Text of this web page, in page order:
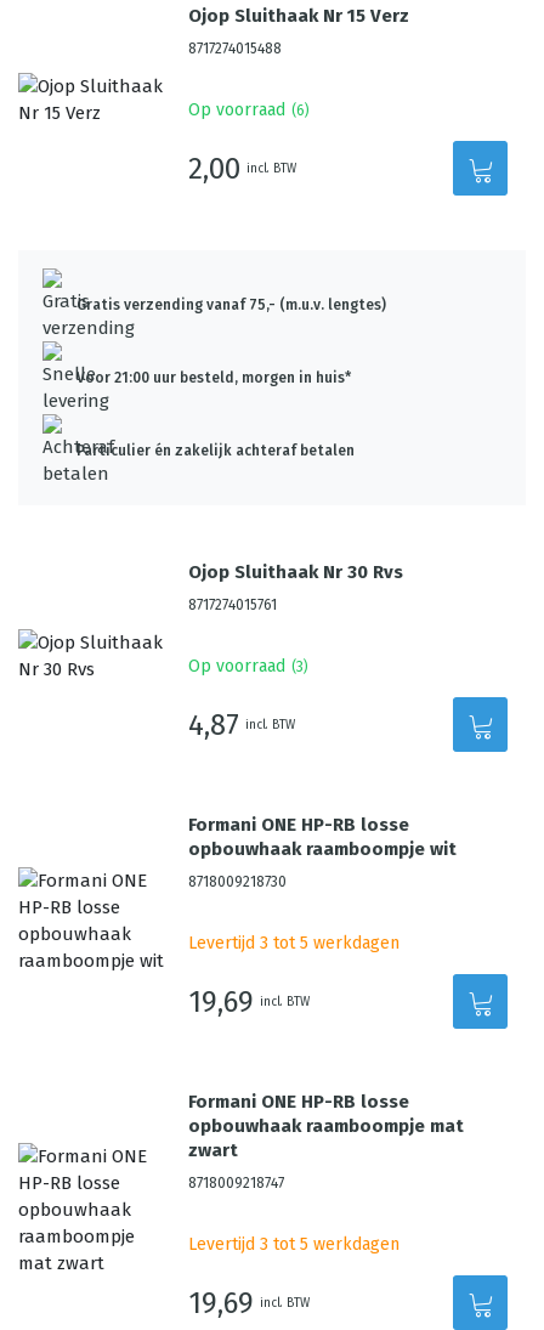
Ojop Sluithaak Nr 15 Verz
8717274015488
Op voorraad (6)
2,00 incl. BTW
Gratis verzending vanaf 75,- (m.u.v. lengtes)
Voor 21:00 uur besteld, morgen in huis*
Particulier én zakelijk achteraf betalen
Ojop Sluithaak Nr 30 Rvs
8717274015761
Op voorraad (3)
4,87 incl. BTW
Formani ONE HP-RB losse
opbouwhaak raamboompje wit
8718009218730
Levertijd 3 tot 5 werkdagen
19,69 incl. BTW
Formani ONE HP-RB losse
opbouwhaak raamboompje mat
zwart
8718009218747
Levertijd 3 tot 5 werkdagen
19,69 incl. BTW